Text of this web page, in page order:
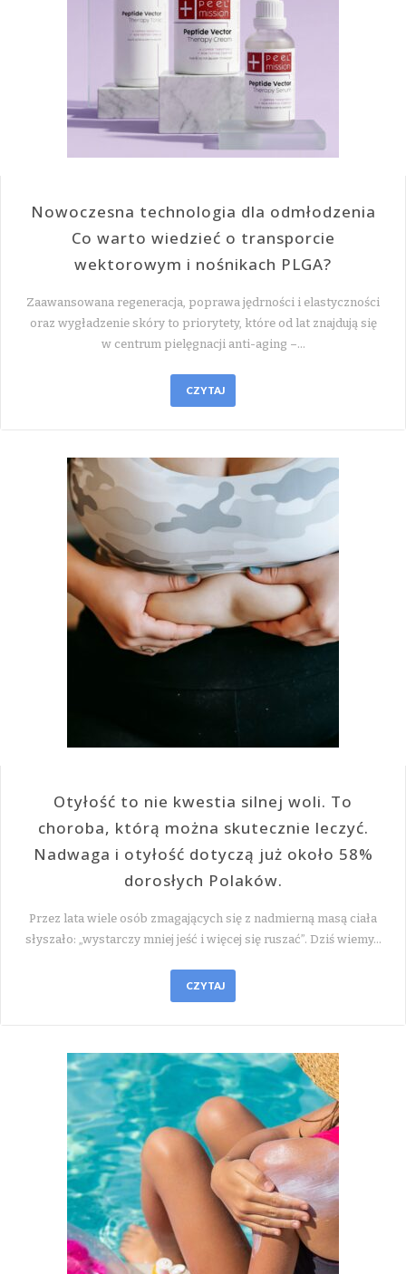
Nowoczesna technologia dla odmłodzenia
Co warto wiedzieć o transporcie
wektorowym i nośnikach PLGA?
Zaawansowana regeneracja, poprawa jędrności i elastyczności
oraz wygładzenie skóry to priorytety, które od lat znajdują się
w centrum pielęgnacji anti-aging –…
CZYTAJ
Otyłość to nie kwestia silnej woli. To
choroba, którą można skutecznie leczyć.
Nadwaga i otyłość dotyczą już około 58%
dorosłych Polaków.
Przez lata wiele osób zmagających się z nadmierną masą ciała
słyszało: „wystarczy mniej jeść i więcej się ruszać”. Dziś wiemy…
CZYTAJ